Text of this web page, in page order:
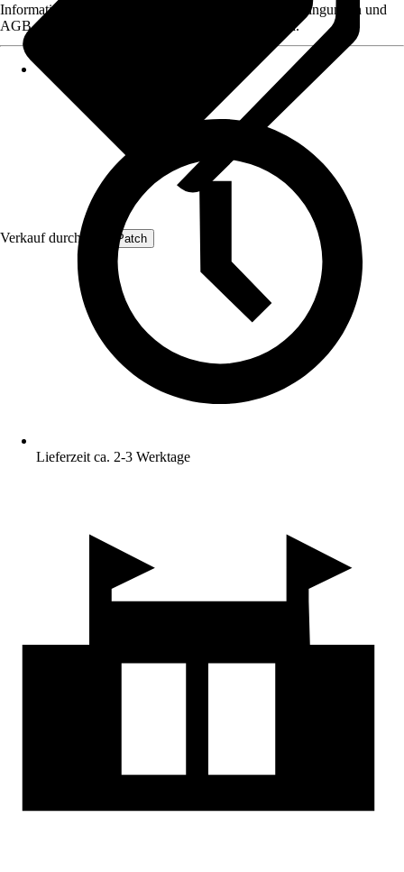
Verkauf durch: ProfiPatch
Informationen des Verkäufers, wie z. B. Rückgabebedingungen und
AGB, finden Sie bei Klick auf den Verkäufernamen.
Lieferzeit ca. 2-3 Werktage